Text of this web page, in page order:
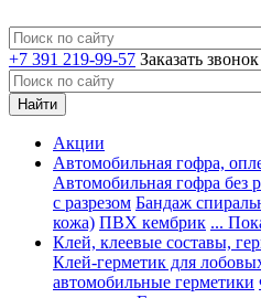
+7 391 219-99-57 Заказать звонок
Акции
Автомобильная гофра,
Автомобильная гофра без
с разрезом Бандаж
кожа) ПВХ кембрик ...
Клей, клеевые составы,
Клей-герметик для
автомобильные герметики